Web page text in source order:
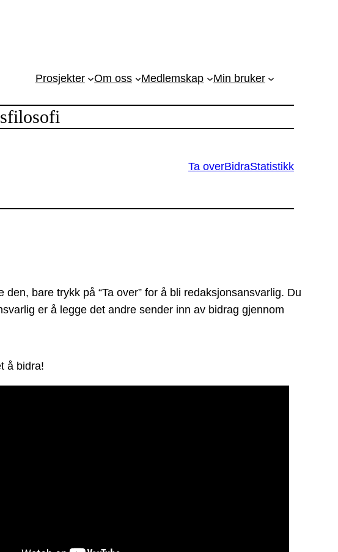
Prosjekter Om oss Medlemskap Min bruker
Ta overBidraStatistikk
bare trykk på “Ta over” for å bli redaksjonsansvarlig. Du
er å legge det andre sender inn av bidrag gjennom
å bidra!